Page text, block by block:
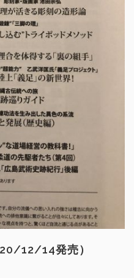
12/14発売）